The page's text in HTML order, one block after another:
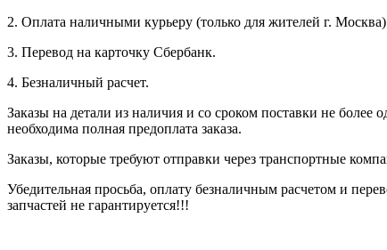
2. Оплата наличными курьеру (только для жителей г.
3. Перевод на карточку Сбербанк.
4. Безналичный расчет.
Заказы на детали из наличия и со сроком поставки не более
необходима полная предоплата заказа.
Заказы, которые требуют отправки через транспортные
Убедительная просьба, оплату безналичным расчетом и
запчастей не гарантируется!!!